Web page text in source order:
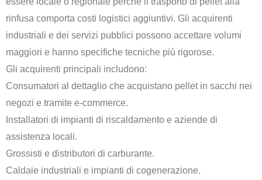
rinfusa comporta costi logistici aggiuntivi. Gli acquirenti
industriali e dei servizi pubblici possono accettare volumi
maggiori e hanno specifiche tecniche più rigorose.
Gli acquirenti principali includono:
Consumatori al dettaglio che acquistano pellet in sacchi nei
negozi e tramite e-commerce.
Installatori di impianti di riscaldamento e aziende di
assistenza locali.
Grossisti e distributori di carburante.
Caldaie industriali e impianti di cogenerazione.